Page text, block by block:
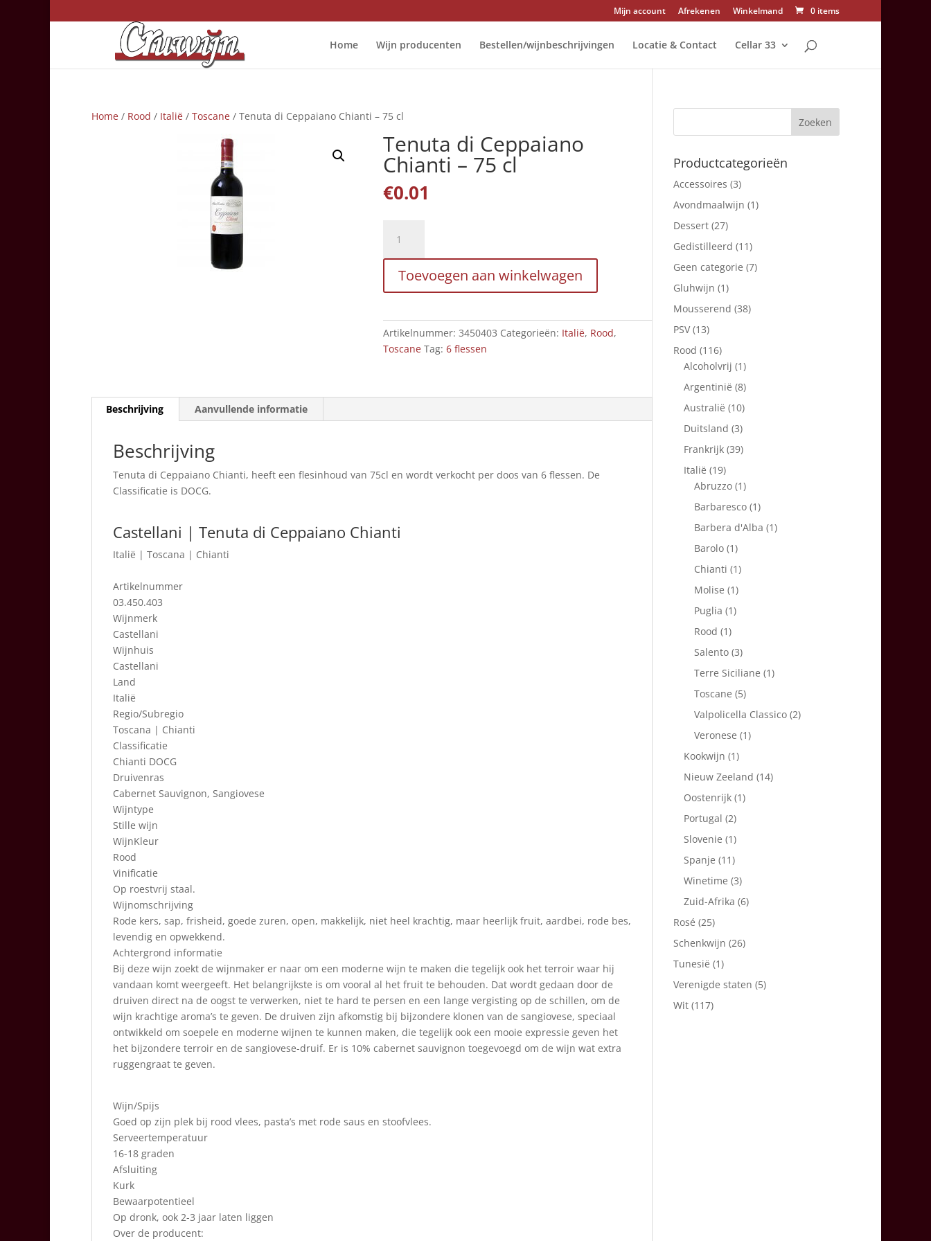
Mijn account Afrekenen Winkelmand 0 items
Home Wijn producenten Bestellen/wijnbeschrijvingen Locatie & Contact Cellar 33
Home / Rood / Italië / Toscane / Tenuta di Ceppaiano Chianti – 75 cl
Tenuta di Ceppaiano
Chianti – 75 cl
€0.01
Ceppaiano
Chianti
-
cl
aantal
Toevoegen aan winkelwagen
Artikelnummer:3450403 Categorieën: Italië, Rood,
Toscane Tag:6 flessen
Beschrijving Aanvullende informatie
Beschrijving
Tenuta di Ceppaiano Chianti, heeft een flesinhoud van 75cl en wordt verkocht per doos van 6 flessen. De
Classificatie is DOCG.
Castellani | Tenuta di Ceppaiano Chianti
Italië | Toscana | Chianti
Artikelnummer
03.450.403
Wijnmerk
Castellani
Wijnhuis
Castellani
Land
Italië
Regio/Subregio
Toscana | Chianti
Classificatie
Chianti DOCG
Druivenras
Cabernet Sauvignon, Sangiovese
Wijntype
Stille wijn
WijnKleur
Rood
Vinificatie
Op roestvrij staal.
Wijnomschrijving
Rode kers, sap, frisheid, goede zuren, open, makkelijk, niet heel krachtig, maar heerlijk fruit, aardbei, rode bes,
levendig en opwekkend.
Achtergrond informatie
Bij deze wijn zoekt de wijnmaker er naar om een moderne wijn te maken die tegelijk ook het terroir waar hij
vandaan komt weergeeft. Het belangrijkste is om vooral al het fruit te behouden. Dat wordt gedaan door de
druiven direct na de oogst te verwerken, niet te hard te persen en een lange vergisting op de schillen, om de
wijn krachtige aroma’s te geven. De druiven zijn afkomstig bij bijzondere klonen van de sangiovese, speciaal
ontwikkeld om soepele en moderne wijnen te kunnen maken, die tegelijk ook een mooie expressie geven het
het bijzondere terroir en de sangiovese-druif. Er is 10% cabernet sauvignon toegevoegd om de wijn wat extra
ruggengraat te geven.
Wijn/Spijs
Goed op zijn plek bij rood vlees, pasta’s met rode saus en stoofvlees.
Serveertemperatuur
16-18 graden
Afsluiting
Kurk
Bewaarpotentieel
Op dronk, ook 2-3 jaar laten liggen
Over de producent:
Productcategorieën
Accessoires (3)
Avondmaalwijn (1)
Dessert (27)
Gedistilleerd (11)
Geen categorie (7)
Gluhwijn (1)
Mousserend (38)
PSV (13)
Rood (116)
Alcoholvrij (1)
Argentinië (8)
Australië (10)
Duitsland (3)
Frankrijk (39)
Italië (19)
Abruzzo (1)
Barbaresco (1)
Barbera d'Alba (1)
Barolo (1)
Chianti (1)
Molise (1)
Puglia (1)
Rood (1)
Salento (3)
Terre Siciliane (1)
Toscane (5)
Valpolicella Classico (2)
Veronese (1)
Kookwijn (1)
Nieuw Zeeland (14)
Oostenrijk (1)
Portugal (2)
Slovenie (1)
Spanje (11)
Winetime (3)
Zuid-Afrika (6)
Rosé (25)
Schenkwijn (26)
Tunesië (1)
Verenigde staten (5)
Wit (117)